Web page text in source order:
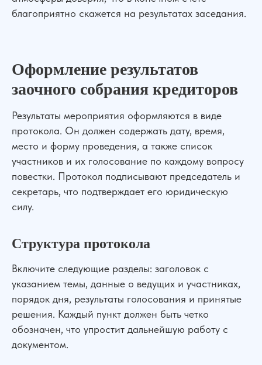
благоприятно скажется на результатах заседания.
Оформление результатов
заочного собрания кредиторов
Результаты мероприятия оформляются в виде
протокола. Он должен содержать дату, время,
место и форму проведения, а также список
участников и их голосование по каждому вопросу
повестки. Протокол подписывают председатель и
секретарь, что подтверждает его юридическую
силу.
Структура протокола
Включите следующие разделы: заголовок с
указанием темы, данные о ведущих и участниках,
порядок дня, результаты голосования и принятые
решения. Каждый пункт должен быть четко
обозначен, что упростит дальнейшую работу с
документом.